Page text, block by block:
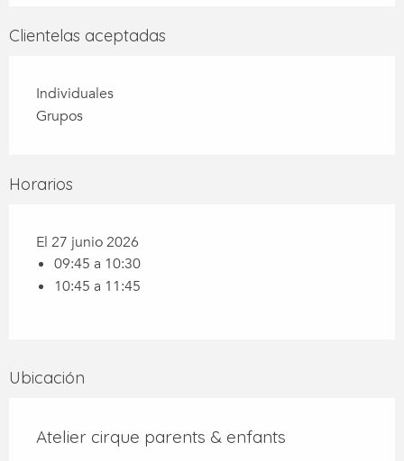
Clientelas aceptadas
Individuales
Grupos
Horarios
El 27 junio 2026
09:45 a 10:30
10:45 a 11:45
Ubicación
Atelier cirque parents & enfants